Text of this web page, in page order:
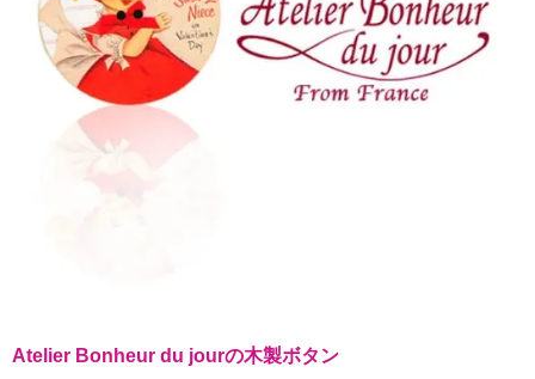
Atelier Bonheur du jourの木製ボタン